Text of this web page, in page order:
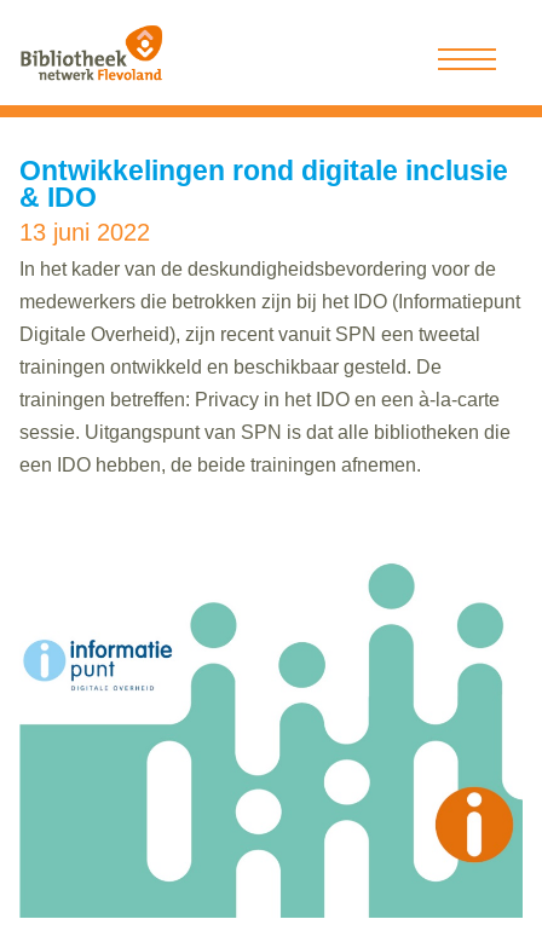
Ontwikkelingen rond digitale inclusie
& IDO
13 juni 2022
In het kader van de deskundigheidsbevordering voor de
medewerkers die betrokken zijn bij het IDO (Informatiepunt
Digitale Overheid), zijn recent vanuit SPN een tweetal
trainingen ontwikkeld en beschikbaar gesteld. De
trainingen betreffen: Privacy in het IDO en een à-la-carte
sessie. Uitgangspunt van SPN is dat alle bibliotheken die
een IDO hebben, de beide trainingen afnemen.